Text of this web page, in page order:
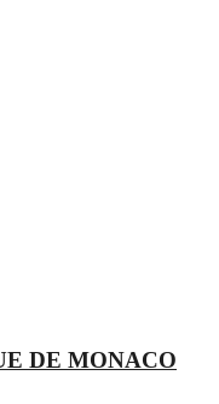
DE MONACO